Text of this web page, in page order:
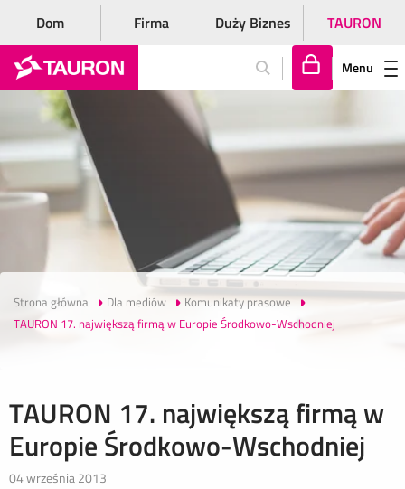
Dom Firma Duży Biznes TAURON
lo
gu
j
si
ę
Menu
Strona główna Dla mediów
Komunikaty prasowe
TAURON 17. największą firmą w Europie Środkowo-Wschodniej
TAURON 17. największą firmą w
Europie Środkowo-Wschodniej
04 września 2013